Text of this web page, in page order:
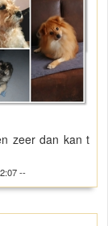
zeer dan kan t
--